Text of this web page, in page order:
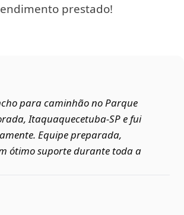
prestado!
para caminhão no Parque
Itaquaquecetuba‑SP e fui
Equipe preparada,
ótimo suporte durante toda a